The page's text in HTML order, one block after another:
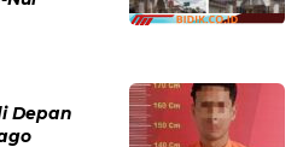
Depan